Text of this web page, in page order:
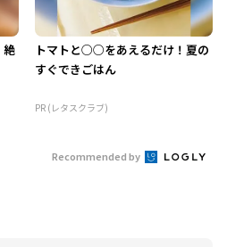
絶
トマトと○○をあえるだけ！夏の
すぐできごはん
PR (レタスクラブ)
Recommended by